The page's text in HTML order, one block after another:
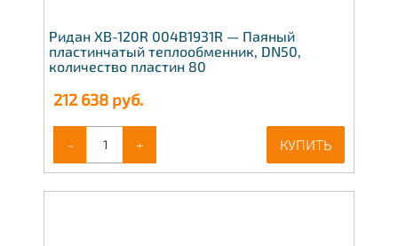
Ридан XB-120R 004B1931R — Паяный
пластинчатый теплообменник, DN50,
количество пластин 80
212 638 руб.
- + КУПИТЬ